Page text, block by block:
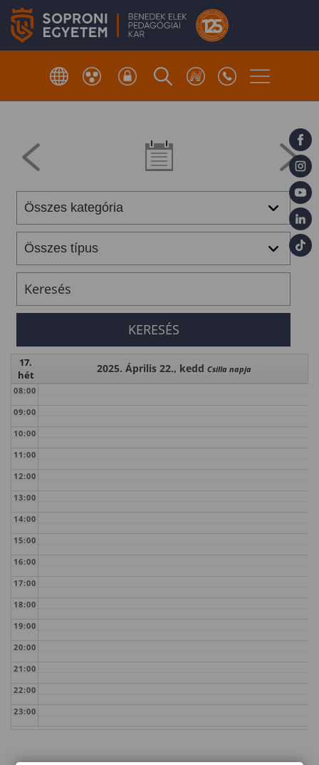
17.
hét
2025. Április 22., kedd Csilla napja
08:00
09:00
10:00
11:00
12:00
13:00
14:00
15:00
16:00
17:00
18:00
19:00
20:00
21:00
22:00
23:00